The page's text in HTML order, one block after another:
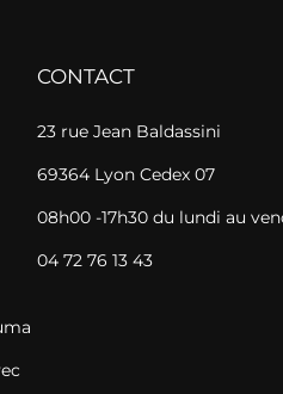
CONTACT
23 rue Jean Baldassini
69364 Lyon Cedex 07
08h00 -17h30 du lundi au
04 72 76 13 43